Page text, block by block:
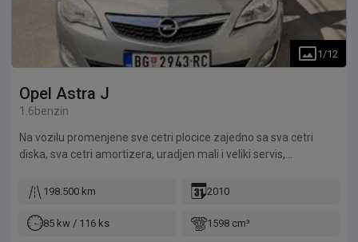
1 /12
Opel Astra J
1.6benzin
Na vozilu promenjene sve cetri plocice zajedno sa sva cetri
diska, sva cetri amortizera, uradjen mali i veliki servis,
nov akumulator, klapna gasa nova sa senzorom, sve cetri
promenjeno ulje menjaca, Na automobilu je bukvalno sve
198.500 km 2010
85 kw / 116 ks 1598 cm³